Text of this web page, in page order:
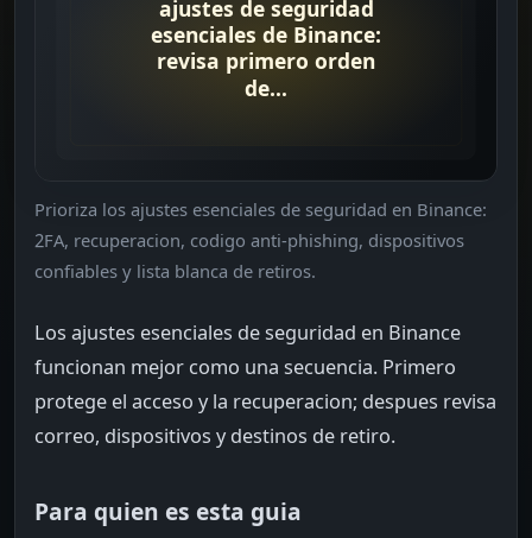
Orden practico
Lecturas relacionadas ->
Prioriza los ajustes esenciales de seguridad en Binance:
2FA, recuperacion, codigo anti-phishing, dispositivos
confiables y lista blanca de retiros.
Los ajustes esenciales de seguridad en Binance
funcionan mejor como una secuencia. Primero
protege el acceso y la recuperacion; despues revisa
correo, dispositivos y destinos de retiro.
Para quien es esta guia